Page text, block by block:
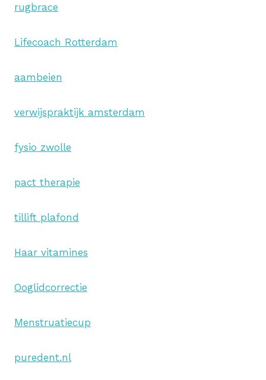
rugbrace
Lifecoach Rotterdam
aambeien
verwijspraktijk amsterdam
fysio zwolle
pact therapie
tillift plafond
Haar vitamines
Ooglidcorrectie
Menstruatiecup
puredent.nl